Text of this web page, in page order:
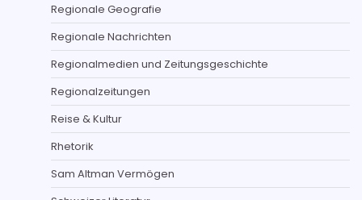
Regionale Geografie
Regionale Nachrichten
Regionalmedien und Zeitungsgeschichte
Regionalzeitungen
Reise & Kultur
Rhetorik
Sam Altman Vermögen